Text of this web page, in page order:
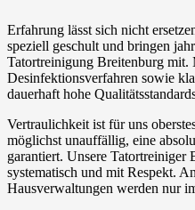
Erfahrung lässt sich nicht
speziell geschult und bringen
Tatortreinigung Breitenburg mit.
Desinfektionsverfahren sowie
dauerhaft hohe
Vertraulichkeit ist für uns
möglichst unauffällig, eine
garantiert. Unsere Tatortreiniger
systematisch und mit Respekt.
Hausverwaltungen werden nur